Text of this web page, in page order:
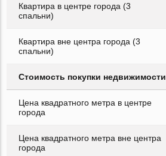
Квартира в центре города (3
спальни)
Квартира вне центра города (3
спальни)
Стоимость покупки недвижимости
Цена квадратного метра в центре
города
Цена квадратного метра вне центра
города